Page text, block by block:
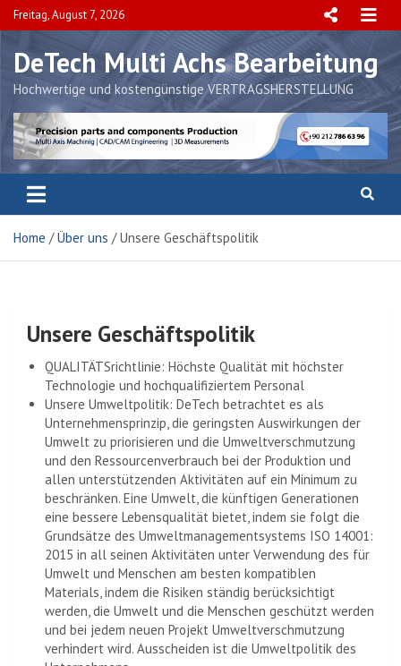
Skip
to
Freitag, August 7, 2026
DeTech Multi Achs Bearbeitung
Hochwertige und kostengünstige VERTRAGSHERSTELLUNG
Home Über uns Unsere Geschäftspolitik
Unsere Geschäftspolitik
QUALITÄTSrichtlinie: Höchste Qualität mit höchster
Technologie und hochqualifiziertem Personal
Unsere Umweltpolitik: DeTech betrachtet es als
Unternehmensprinzip, die geringsten Auswirkungen der
Umwelt zu priorisieren und die Umweltverschmutzung
und den Ressourcenverbrauch bei der Produktion und
allen unterstützenden Aktivitäten auf ein Minimum zu
beschränken. Eine Umwelt, die künftigen Generationen
eine bessere Lebensqualität bietet, indem sie folgt die
Grundsätze des Umweltmanagementsystems ISO 14001:
2015 in all seinen Aktivitäten unter Verwendung des für
Umwelt und Menschen am besten kompatiblen
Materials, indem die Risiken ständig berücksichtigt
werden, die Umwelt und die Menschen geschützt werden
und bei jedem neuen Projekt Umweltverschmutzung
verhindert wird. Ausscheiden ist die Umweltpolitik des